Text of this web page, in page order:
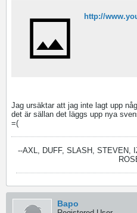
Jag ursäktar att jag inte lagt upp
det är sällan det läggs upp nya
=(
--AXL, DUFF, SLASH, STEVEN,
Bapo